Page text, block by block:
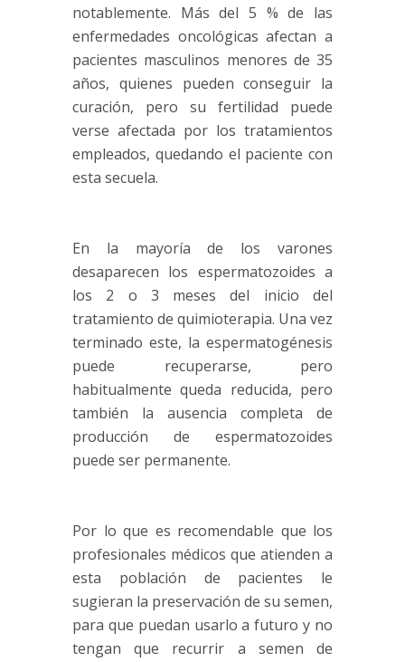
notablemente. Más del 5 % de las
enfermedades oncológicas afectan a
pacientes masculinos menores de 35
años, quienes pueden conseguir la
curación, pero su fertilidad puede
verse afectada por los tratamientos
empleados, quedando el paciente con
esta secuela.
En la mayoría de los varones
desaparecen los espermatozoides a
los 2 o 3 meses del inicio del
tratamiento de quimioterapia. Una vez
terminado este, la espermatogénesis
puede recuperarse, pero
habitualmente queda reducida, pero
también la ausencia completa de
producción de espermatozoides
puede ser permanente.
Por lo que es recomendable que los
profesionales médicos que atienden a
esta población de pacientes le
sugieran la preservación de su semen,
para que puedan usarlo a futuro y no
tengan que recurrir a semen de